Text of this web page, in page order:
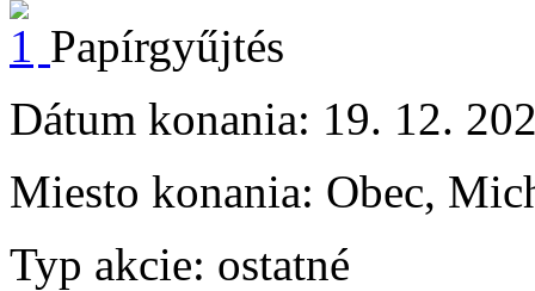
Papírgyűjtés
Dátum konania: 19. 12.
Miesto konania: Obec,
Typ akcie: ostatné